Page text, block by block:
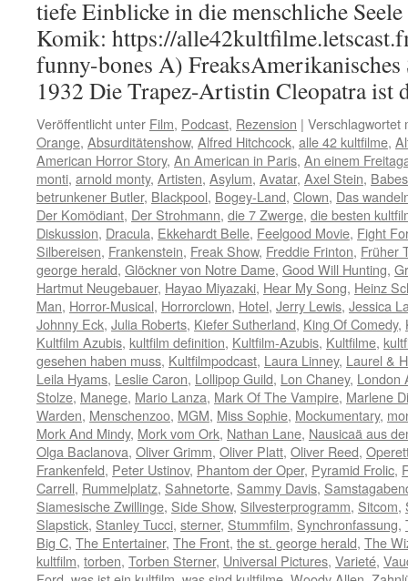
tiefe Einblicke in die menschliche
Komik: https://
funny-bones A) FreaksAmerikanisches
1932 Die Trapez-Artistin Cleopatra
Veröffentlicht unter Film, Podcast, Rezension | Verschlagwortet
Orange, Absurditätenshow, Alfred Hitchcock, alle 42 kultfilme,
American Horror Story, An American in Paris, An einem
monti, arnold monty, Artisten, Asylum, Avatar, Axel Stein,
betrunkener Butler, Blackpool, Bogey-Land, Clown, Das
Der Komödiant, Der Strohmann, die 7 Zwerge, die besten
Diskussion, Dracula, Ekkehardt Belle, Feelgood Movie, Fight
Silbereisen, Frankenstein, Freak Show, Freddie Frinton, Früher
george herald, Glöckner von Notre Dame, Good Will Hunting,
Hartmut Neugebauer, Hayao Miyazaki, Hear My Song, Heinz
Man, Horror-Musical, Horrorclown, Hotel, Jerry Lewis, Jessica
Johnny Eck, Julia Roberts, Kiefer Sutherland, King Of Comedy,
Kultfilm Azubis, kultfilm definition, Kultfilm-Azubis, Kultfilme,
gesehen haben muss, Kultfilmpodcast, Laura Linney, Laurel &
Leila Hyams, Leslie Caron, Lollipop Guild, Lon Chaney, London
Stolze, Manege, Mario Lanza, Mark Of The Vampire, Marlene
Warden, Menschenzoo, MGM, Miss Sophie, Mockumentary,
Mork And Mindy, Mork vom Ork, Nathan Lane, Nausicaä aus
Olga Baclanova, Oliver Grimm, Oliver Platt, Oliver Reed,
Frankenfeld, Peter Ustinov, Phantom der Oper, Pyramid Frolic,
Carrell, Rummelplatz, Sahnetorte, Sammy Davis,
Siamesische Zwillinge, Side Show, Silvesterprogramm, Sitcom,
Slapstick, Stanley Tucci, sterner, Stummfilm, Synchronfassung,
Big C, The Entertainer, The Front, the st. george herald, The
kultfilm, torben, Torben Sterner, Universal Pictures, Varieté,